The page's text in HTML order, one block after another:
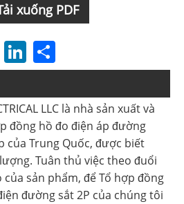
xuống PDF
PinterestLinkedIn
LLC là nhà sản xuất và
đồng hồ đo điện áp đường
của Trung Quốc, được biết
Tuân thủ việc theo đuổi
sản phẩm, để Tổ hợp đồng
đường sắt 2P của chúng tôi